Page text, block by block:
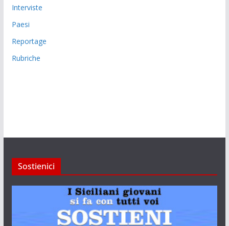
Interviste
Paesi
Reportage
Rubriche
Sostienici